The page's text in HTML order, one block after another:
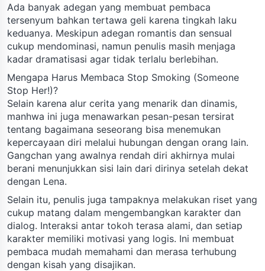
Ada banyak adegan yang membuat pembaca
tersenyum bahkan tertawa geli karena tingkah laku
keduanya. Meskipun adegan romantis dan sensual
cukup mendominasi, namun penulis masih menjaga
kadar dramatisasi agar tidak terlalu berlebihan.
Mengapa Harus Membaca Stop Smoking (Someone
Stop Her!)?
Selain karena alur cerita yang menarik dan dinamis,
manhwa ini juga menawarkan pesan-pesan tersirat
tentang bagaimana seseorang bisa menemukan
kepercayaan diri melalui hubungan dengan orang lain.
Gangchan yang awalnya rendah diri akhirnya mulai
berani menunjukkan sisi lain dari dirinya setelah dekat
dengan Lena.
Selain itu, penulis juga tampaknya melakukan riset yang
cukup matang dalam mengembangkan karakter dan
dialog. Interaksi antar tokoh terasa alami, dan setiap
karakter memiliki motivasi yang logis. Ini membuat
pembaca mudah memahami dan merasa terhubung
dengan kisah yang disajikan.